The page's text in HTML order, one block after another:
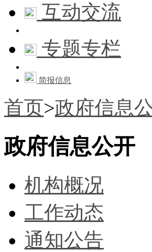
互动交流
专题专栏
简报信息
首页>政府信息
政府信息公开
机构概况
工作动态
通知公告